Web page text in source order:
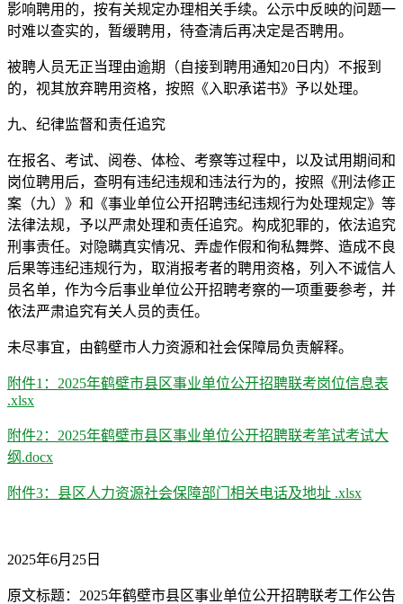
影响聘用的，按有关规定办理相关手续。公示中反映的问题一
时难以查实的，暂缓聘用，待查清后再决定是否聘用。
被聘人员无正当理由逾期（自接到聘用通知20日内）不报到
的，视其放弃聘用资格，按照《入职承诺书》予以处理。
九、纪律监督和责任追究
在报名、考试、阅卷、体检、考察等过程中，以及试用期间和
岗位聘用后，查明有违纪违规和违法行为的，按照《刑法修正
案（九）》和《事业单位公开招聘违纪违规行为处理规定》等
法律法规，予以严肃处理和责任追究。构成犯罪的，依法追究
刑事责任。对隐瞒真实情况、弄虚作假和徇私舞弊、造成不良
后果等违纪违规行为，取消报考者的聘用资格，列入不诚信人
员名单，作为今后事业单位公开招聘考察的一项重要参考，并
依法严肃追究有关人员的责任。
未尽事宜，由鹤壁市人力资源和社会保障局负责解释。
附件1：2025年鹤壁市县区事业单位公开招聘联考岗位信息表
.xlsx
附件2：2025年鹤壁市县区事业单位公开招聘联考笔试考试大
纲.docx
附件3：县区人力资源社会保障部门相关电话及地址 .xlsx
2025年6月25日
原文标题：2025年鹤壁市县区事业单位公开招聘联考工作公告